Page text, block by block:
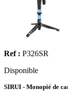
Ref : P326SR
Disponible
SIRUI - Monopié de